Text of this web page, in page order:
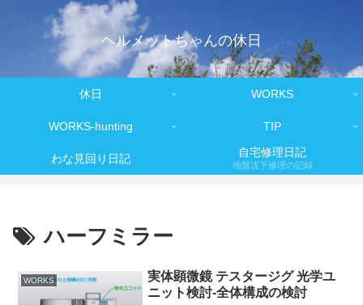
ヘルメットちゃんの休日
休日 WORKS
WORKS-hunting TIP
わな見回り日記 自宅修理日記
地盤沈下修理の記録
ハーフミラー
WORKS
実体顕微鏡 テスタージグ 光学ユ
ニット検討-全体構成の検討